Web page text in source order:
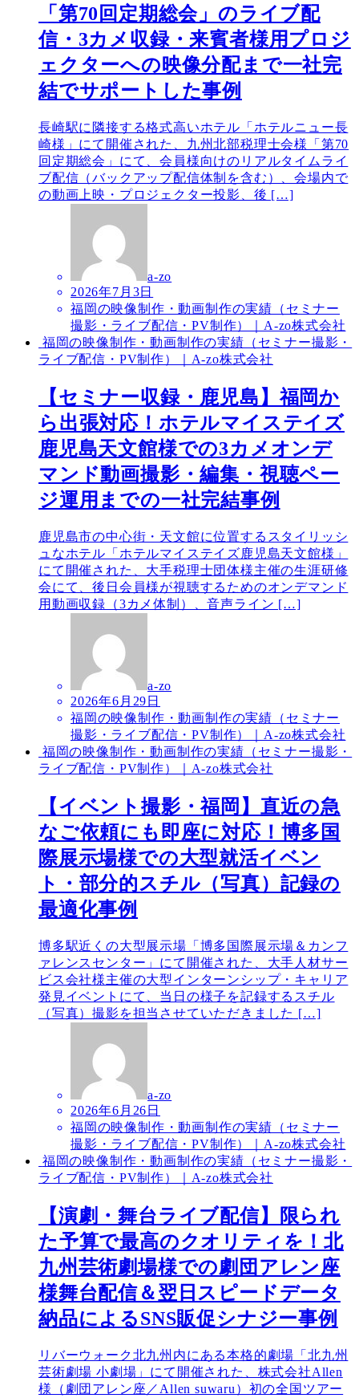
「第70回定期総会」のライブ配
信・3カメ収録・来賓者様用プロジ
ェクターへの映像分配まで一社完
結でサポートした事例
長崎駅に隣接する格式高いホテル「ホテルニュー長
崎様」にて開催された、九州北部税理士会様「第70
回定期総会」にて、会員様向けのリアルタイムライ
ブ配信（バックアップ配信体制を含む）、会場内で
の動画上映・プロジェクター投影、後 […]
a-zo
2026年7月3日
福岡の映像制作・動画制作の実績（セミナー
撮影・ライブ配信・PV制作）｜A-zo株式会社
福岡の映像制作・動画制作の実績（セミナー撮影・
ライブ配信・PV制作）｜A-zo株式会社
【セミナー収録・鹿児島】福岡か
ら出張対応！ホテルマイステイズ
鹿児島天文館様での3カメオンデ
マンド動画撮影・編集・視聴ペー
ジ運用までの一社完結事例
鹿児島市の中心街・天文館に位置するスタイリッシ
ュなホテル「ホテルマイステイズ鹿児島天文館様」
にて開催された、大手税理士団体様主催の生涯研修
会にて、後日会員様が視聴するためのオンデマンド
用動画収録（3カメ体制）、音声ライン […]
a-zo
2026年6月29日
福岡の映像制作・動画制作の実績（セミナー
撮影・ライブ配信・PV制作）｜A-zo株式会社
福岡の映像制作・動画制作の実績（セミナー撮影・
ライブ配信・PV制作）｜A-zo株式会社
【イベント撮影・福岡】直近の急
なご依頼にも即座に対応！博多国
際展示場様での大型就活イベン
ト・部分的スチル（写真）記録の
最適化事例
博多駅近くの大型展示場「博多国際展示場＆カンフ
ァレンスセンター」にて開催された、大手人材サー
ビス会社様主催の大型インターンシップ・キャリア
発見イベントにて、当日の様子を記録するスチル
（写真）撮影を担当させていただきました […]
a-zo
2026年6月26日
福岡の映像制作・動画制作の実績（セミナー
撮影・ライブ配信・PV制作）｜A-zo株式会社
福岡の映像制作・動画制作の実績（セミナー撮影・
ライブ配信・PV制作）｜A-zo株式会社
【演劇・舞台ライブ配信】限られ
た予算で最高のクオリティを！北
九州芸術劇場様での劇団アレン座
様舞台配信＆翌日スピードデータ
納品によるSNS販促シナジー事例
リバーウォーク北九州内にある本格的劇場「北九州
芸術劇場 小劇場」にて開催された、株式会社Allen
様（劇団アレン座／Allen suwaru）初の全国ツアー